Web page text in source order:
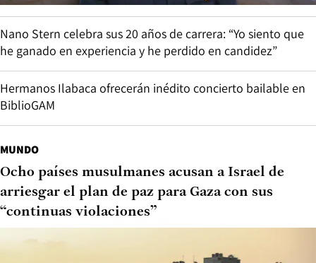
Nano Stern celebra sus 20 años de carrera: “Yo siento que
he ganado en experiencia y he perdido en candidez”
Hermanos Ilabaca ofrecerán inédito concierto bailable en
BiblioGAM
MUNDO
Ocho países musulmanes acusan a Israel de
arriesgar el plan de paz para Gaza con sus
“continuas violaciones”